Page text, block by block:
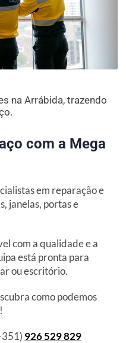
na Arrábida, trazendo
com a Mega
em reparação e
janelas, portas e
com a qualidade e a
está pronta para
ou escritório.
como podemos
926 529 829